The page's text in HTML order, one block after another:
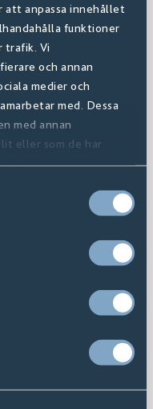
anpassa innehållet
funktioner
trafik. Vi
och annan
medier och
med. Dessa
med annan
eller som de har